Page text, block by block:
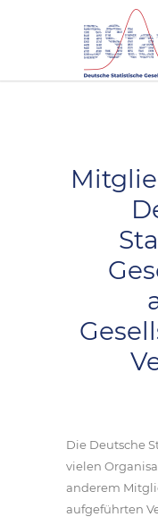
Die Deutsche
vielen
anderem
aufgeführten